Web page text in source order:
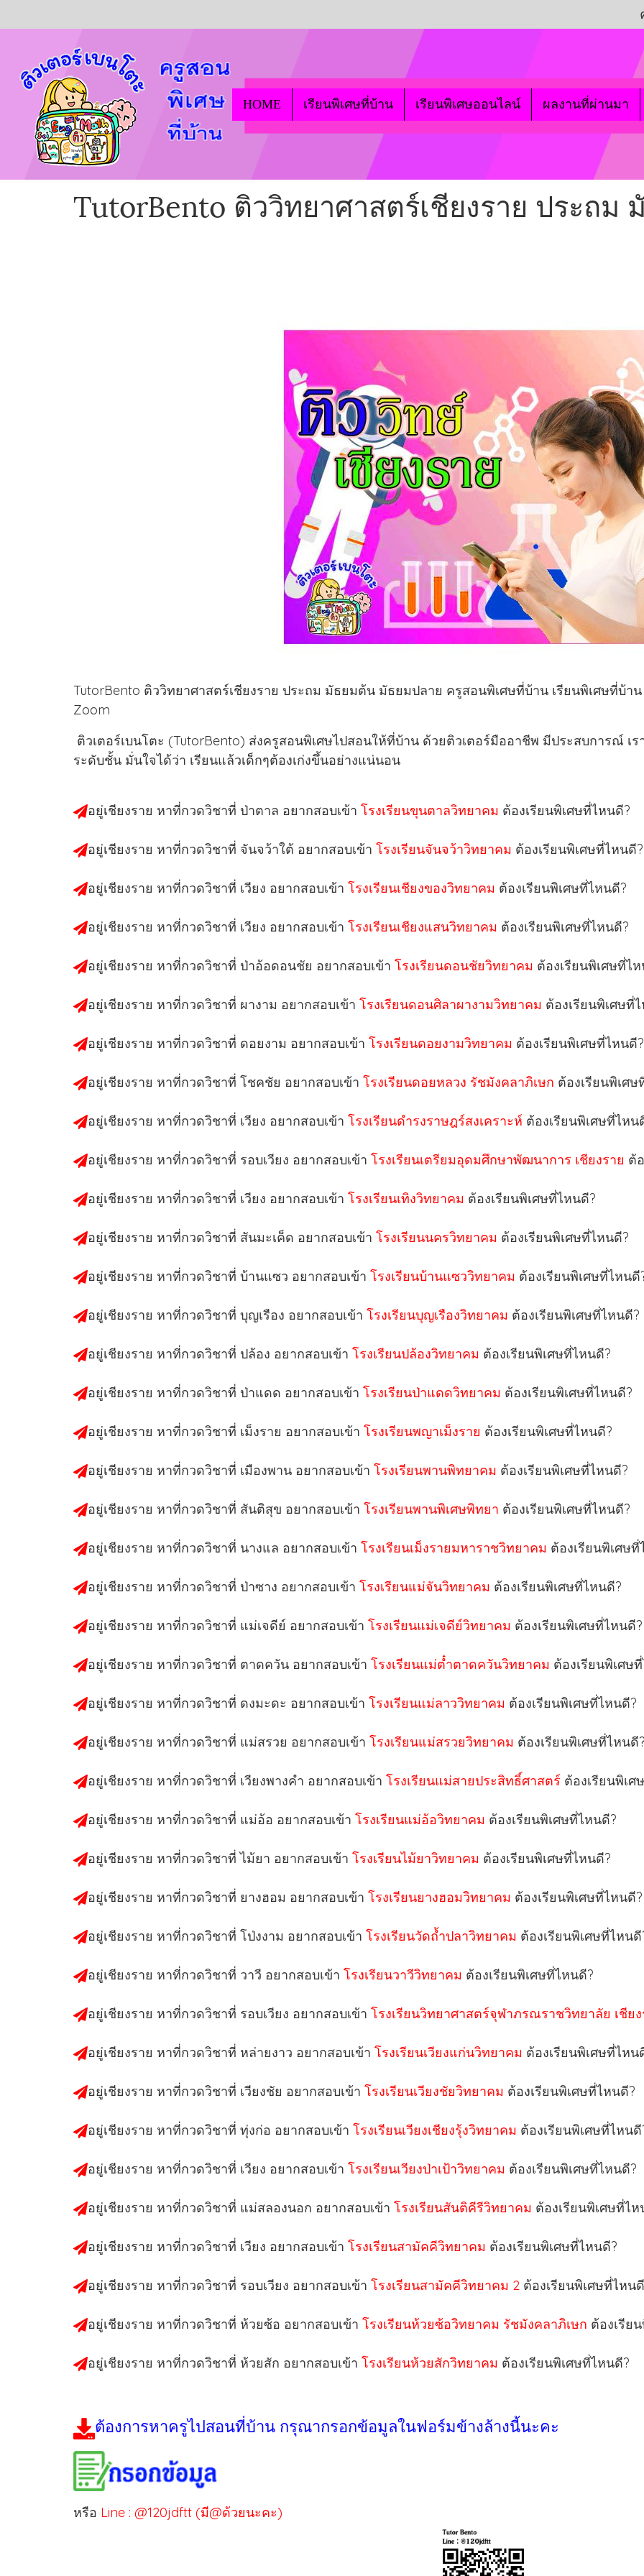
HOME เรียนพิเศษที่บ้าน เรียนพิเศษออนไลน์ ผลงานที่ผ่านมา
TutorBento ติววิทยาศาสตร์เชียงราย ประถม
TutorBento ติววิทยาศาสตร์เชียงราย ประถม มัธยมต้น มัธยมปลาย ครูสอนพิเศษที่บ้าน เรียนพิเศษที่บ้
Zoom
ติวเตอร์เบนโตะ (TutorBento) ส่งครูสอนพิเศษไปสอนให้ที่บ้าน ด้วยติวเตอร์มืออาชีพ มีประสบการณ์ เ
ระดับชั้น มั่นใจได้ว่า เรียนแล้วเด็กๆต้องเก่งขึ้นอย่างแน่นอน
อยู่เชียงราย หาที่กวดวิชาที่ ป่าตาล อยากสอบเข้า โรงเรียนขุนตาลวิทยาคม ต้องเรียนพิเศษที่ไหนดี?
อยู่เชียงราย หาที่กวดวิชาที่ จันจว้าใต้ อยากสอบเข้า โรงเรียนจันจว้าวิทยาคม ต้องเรียนพิเศษที่ไหนดี?
อยู่เชียงราย หาที่กวดวิชาที่ เวียง อยากสอบเข้า โรงเรียนเชียงของวิทยาคม ต้องเรียนพิเศษที่ไหนดี?
อยู่เชียงราย หาที่กวดวิชาที่ เวียง อยากสอบเข้า โรงเรียนเชียงแสนวิทยาคม ต้องเรียนพิเศษที่ไหนดี?
อยู่เชียงราย หาที่กวดวิชาที่ ป่าอ้อดอนชัย อยากสอบเข้า โรงเรียนดอนชัยวิทยาคม ต้องเรียนพิเศษที่ไ
อยู่เชียงราย หาที่กวดวิชาที่ ผางาม อยากสอบเข้า โรงเรียนดอนศิลาผางามวิทยาคม ต้องเรียนพิเศษที่
อยู่เชียงราย หาที่กวดวิชาที่ ดอยงาม อยากสอบเข้า โรงเรียนดอยงามวิทยาคม ต้องเรียนพิเศษที่ไหนดี?
อยู่เชียงราย หาที่กวดวิชาที่ โชคชัย อยากสอบเข้า โรงเรียนดอยหลวง รัชมังคลาภิเษก ต้องเรียนพิเศ
อยู่เชียงราย หาที่กวดวิชาที่ เวียง อยากสอบเข้า โรงเรียนดำรงราษฎร์สงเคราะห์ ต้องเรียนพิเศษที่ไหน
อยู่เชียงราย หาที่กวดวิชาที่ รอบเวียง อยากสอบเข้า โรงเรียนเตรียมอุดมศึกษาพัฒนาการ เชียงราย ต้
อยู่เชียงราย หาที่กวดวิชาที่ เวียง อยากสอบเข้า โรงเรียนเทิงวิทยาคม ต้องเรียนพิเศษที่ไหนดี?
อยู่เชียงราย หาที่กวดวิชาที่ สันมะเค็ด อยากสอบเข้า โรงเรียนนครวิทยาคม ต้องเรียนพิเศษที่ไหนดี?
อยู่เชียงราย หาที่กวดวิชาที่ บ้านแซว อยากสอบเข้า โรงเรียนบ้านแซววิทยาคม ต้องเรียนพิเศษที่ไหนดี
อยู่เชียงราย หาที่กวดวิชาที่ บุญเรือง อยากสอบเข้า โรงเรียนบุญเรืองวิทยาคม ต้องเรียนพิเศษที่ไหนดี?
อยู่เชียงราย หาที่กวดวิชาที่ ปล้อง อยากสอบเข้า โรงเรียนปล้องวิทยาคม ต้องเรียนพิเศษที่ไหนดี?
อยู่เชียงราย หาที่กวดวิชาที่ ป่าแดด อยากสอบเข้า โรงเรียนป่าแดดวิทยาคม ต้องเรียนพิเศษที่ไหนดี?
อยู่เชียงราย หาที่กวดวิชาที่ เม็งราย อยากสอบเข้า โรงเรียนพญาเม็งราย ต้องเรียนพิเศษที่ไหนดี?
อยู่เชียงราย หาที่กวดวิชาที่ เมืองพาน อยากสอบเข้า โรงเรียนพานพิทยาคม ต้องเรียนพิเศษที่ไหนดี?
อยู่เชียงราย หาที่กวดวิชาที่ สันติสุข อยากสอบเข้า โรงเรียนพานพิเศษพิทยา ต้องเรียนพิเศษที่ไหนดี?
อยู่เชียงราย หาที่กวดวิชาที่ นางแล อยากสอบเข้า โรงเรียนเม็งรายมหาราชวิทยาคม ต้องเรียนพิเศษ
อยู่เชียงราย หาที่กวดวิชาที่ ป่าซาง อยากสอบเข้า โรงเรียนแม่จันวิทยาคม ต้องเรียนพิเศษที่ไหนดี?
อยู่เชียงราย หาที่กวดวิชาที่ แม่เจดีย์ อยากสอบเข้า โรงเรียนแม่เจดีย์วิทยาคม ต้องเรียนพิเศษที่ไหนดี?
อยู่เชียงราย หาที่กวดวิชาที่ ตาดควัน อยากสอบเข้า โรงเรียนแม่ต๋ำตาดควันวิทยาคม ต้องเรียนพิเศษ
อยู่เชียงราย หาที่กวดวิชาที่ ดงมะดะ อยากสอบเข้า โรงเรียนแม่ลาววิทยาคม ต้องเรียนพิเศษที่ไหนดี?
อยู่เชียงราย หาที่กวดวิชาที่ แม่สรวย อยากสอบเข้า โรงเรียนแม่สรวยวิทยาคม ต้องเรียนพิเศษที่ไหนดี?
อยู่เชียงราย หาที่กวดวิชาที่ เวียงพางคำ อยากสอบเข้า โรงเรียนแม่สายประสิทธิ์ศาสตร์ ต้องเรียนพิเศ
อยู่เชียงราย หาที่กวดวิชาที่ แม่อ้อ อยากสอบเข้า โรงเรียนแม่อ้อวิทยาคม ต้องเรียนพิเศษที่ไหนดี?
อยู่เชียงราย หาที่กวดวิชาที่ ไม้ยา อยากสอบเข้า โรงเรียนไม้ยาวิทยาคม ต้องเรียนพิเศษที่ไหนดี?
อยู่เชียงราย หาที่กวดวิชาที่ ยางฮอม อยากสอบเข้า โรงเรียนยางฮอมวิทยาคม ต้องเรียนพิเศษที่ไหนดี?
อยู่เชียงราย หาที่กวดวิชาที่ โป่งงาม อยากสอบเข้า โรงเรียนวัดถ้ำปลาวิทยาคม ต้องเรียนพิเศษที่ไหนดี
อยู่เชียงราย หาที่กวดวิชาที่ วาวี อยากสอบเข้า โรงเรียนวาวีวิทยาคม ต้องเรียนพิเศษที่ไหนดี?
อยู่เชียงราย หาที่กวดวิชาที่ รอบเวียง อยากสอบเข้า โรงเรียนวิทยาศาสตร์จุฬาภรณราชวิทยาลัย เชียง
อยู่เชียงราย หาที่กวดวิชาที่ หล่ายงาว อยากสอบเข้า โรงเรียนเวียงแก่นวิทยาคม ต้องเรียนพิเศษที่ไหน
อยู่เชียงราย หาที่กวดวิชาที่ เวียงชัย อยากสอบเข้า โรงเรียนเวียงชัยวิทยาคม ต้องเรียนพิเศษที่ไหนดี?
อยู่เชียงราย หาที่กวดวิชาที่ ทุ่งก่อ อยากสอบเข้า โรงเรียนเวียงเชียงรุ้งวิทยาคม ต้องเรียนพิเศษที่ไหนดี
อยู่เชียงราย หาที่กวดวิชาที่ เวียง อยากสอบเข้า โรงเรียนเวียงป่าเป้าวิทยาคม ต้องเรียนพิเศษที่ไหนดี?
อยู่เชียงราย หาที่กวดวิชาที่ แม่สลองนอก อยากสอบเข้า โรงเรียนสันติคีรีวิทยาคม ต้องเรียนพิเศษที่ไห
อยู่เชียงราย หาที่กวดวิชาที่ เวียง อยากสอบเข้า โรงเรียนสามัคคีวิทยาคม ต้องเรียนพิเศษที่ไหนดี?
อยู่เชียงราย หาที่กวดวิชาที่ รอบเวียง อยากสอบเข้า โรงเรียนสามัคคีวิทยาคม 2 ต้องเรียนพิเศษที่ไหน
อยู่เชียงราย หาที่กวดวิชาที่ ห้วยซ้อ อยากสอบเข้า โรงเรียนห้วยซ้อวิทยาคม รัชมังคลาภิเษก ต้องเรีย
อยู่เชียงราย หาที่กวดวิชาที่ ห้วยสัก อยากสอบเข้า โรงเรียนห้วยสักวิทยาคม ต้องเรียนพิเศษที่ไหนดี?
ต้องการหาครูไปสอนที่บ้าน กรุณากรอกข้อมูลในฟอร์มข้างล้างนี้นะคะ
หรือ Line : @120jdftt (มี@ด้วยนะคะ)